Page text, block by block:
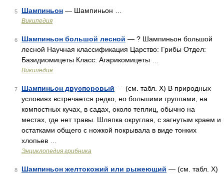
5 Шампиньон — Шампиньон …
Википедия
6 Шампиньон большой лесной — ? Шампиньон большой
лесной Научная классификация Царство: Грибы Отдел:
Базидиомицеты Класс: Агарикомицеты …
Википедия
7 Шампиньон двуспоровый — (см. табл. X) В природных
условиях встречается редко, но большими группами, на
компостных кучах, в садах, около теплиц, обычно на
местах, где нет травы. Шляпка округлая, с загнутым краем и
остатками общего с ножкой покрывала в виде тонких
хлопьев …
Энциклопедия грибника
8 Шампиньон желтокожий или рыжеющий — (см. табл. X)